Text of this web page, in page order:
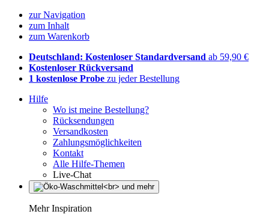
zur Navigation
zum Inhalt
zum Warenkorb
Deutschland: Kostenloser Standardversand ab 59,90 €
Kostenloser Rückversand
1 kostenlose Probe zu jeder Bestellung
Hilfe
Wo ist meine Bestellung?
Rücksendungen
Versandkosten
Zahlungsmöglichkeiten
Kontakt
Alle Hilfe-Themen
Live-Chat
Mehr Inspiration